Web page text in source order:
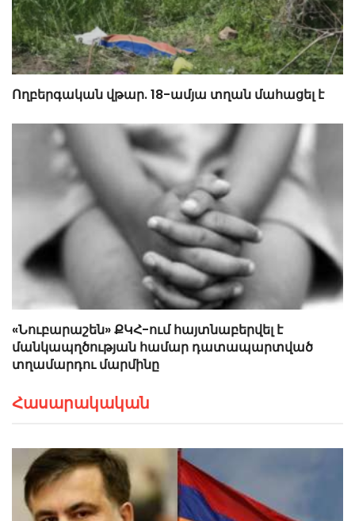
Ողբերգական վթար. 18-ամյա տղան մահացել է
«Նուբարաշեն» ՔԿՀ-ում հայտնաբերվել է
մանկապղծության համար դատապարտված
տղամարդու մարմինը
Հասարակական